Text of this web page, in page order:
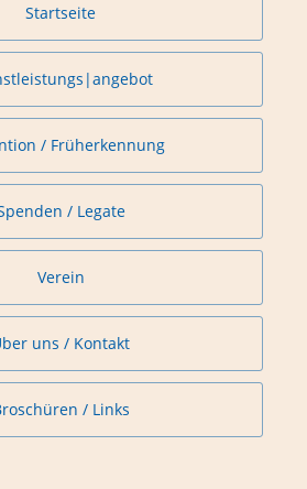
Startseite
/ Früherkennung
/ Legate
Verein
uns / Kontakt
/ Links